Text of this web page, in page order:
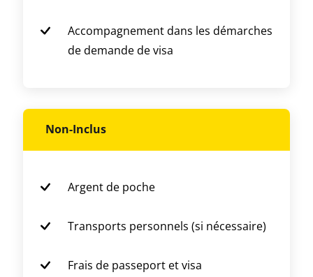
Accompagnement dans les démarches
de demande de visa
Non-Inclus
Argent de poche
Transports personnels (si nécessaire)
Frais de passeport et visa